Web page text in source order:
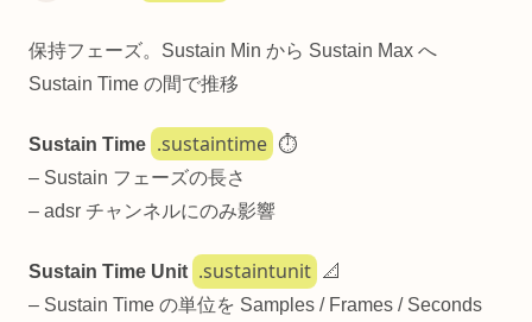
保持フェーズ。Sustain Min から Sustain Max へ
Sustain Time の間で推移
Sustain Time .sustaintime
⏱️
– Sustain フェーズの長さ
– adsr チャンネルにのみ影響
Sustain Time Unit .sustaintunit
📐
– Sustain Time の単位を Samples / Frames / Seconds